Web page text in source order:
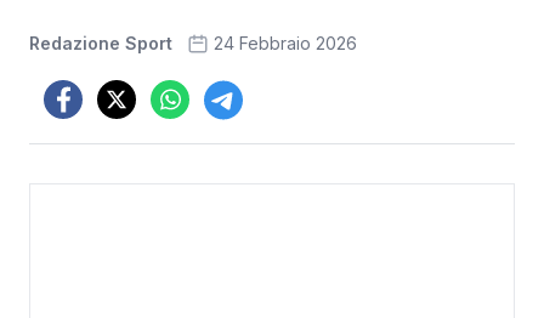
Redazione Sport 24 Febbraio 2026